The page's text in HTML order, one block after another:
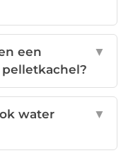
een
▼
water
▼